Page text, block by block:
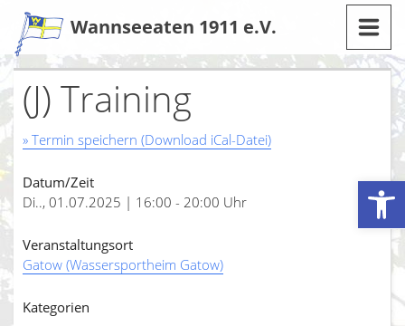
Werkzeugleiste öffnen
Zum
Inhalt
Wannseeaten 1911 e.V.
(J) Training
» Termin speichern (Download iCal-Datei)
Datum/Zeit
Di.., 01.07.2025 | 16:00 - 20:00 Uhr
Veranstaltungsort
Gatow (Wassersportheim Gatow)
Kategorien